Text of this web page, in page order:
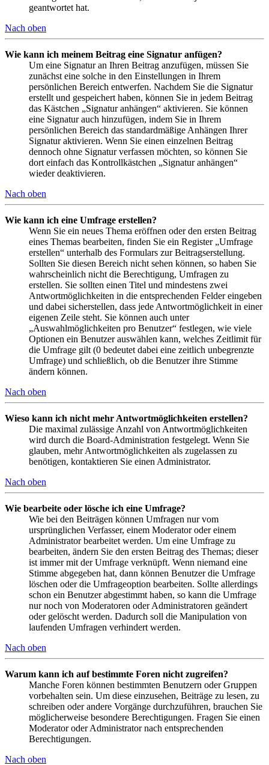
geantwortet hat.
Nach oben
Wie kann ich meinem Beitrag eine Signatur anfügen?
Um eine Signatur an Ihren Beitrag anzufügen, müssen Sie
zunächst eine solche in den Einstellungen in Ihrem
persönlichen Bereich entwerfen. Nachdem Sie die Signatur
erstellt und gespeichert haben, können Sie in jedem Beitrag
das Kästchen „Signatur anhängen“ aktivieren. Sie können
eine Signatur auch hinzufügen, indem Sie in Ihrem
persönlichen Bereich das standardmäßige Anhängen Ihrer
Signatur aktivieren. Wenn Sie einen einzelnen Beitrag
dennoch ohne Signatur verfassen möchten, so können Sie
dort einfach das Kontrollkästchen „Signatur anhängen“
wieder deaktivieren.
Nach oben
Wie kann ich eine Umfrage erstellen?
Wenn Sie ein neues Thema eröffnen oder den ersten Beitrag
eines Themas bearbeiten, finden Sie ein Register „Umfrage
erstellen“ unterhalb des Formulars zur Beitragserstellung.
Sollten Sie diesen Bereich nicht sehen können, so haben Sie
wahrscheinlich nicht die Berechtigung, Umfragen zu
erstellen. Sie sollten einen Titel und mindestens zwei
Antwortmöglichkeiten in die entsprechenden Felder eingeben
und dabei sicherstellen, dass jede Antwortmöglichkeit in einer
eigenen Zeile steht. Sie können auch unter
„Auswahlmöglichkeiten pro Benutzer“ festlegen, wie viele
Optionen ein Benutzer auswählen kann, welches Zeitlimit für
die Umfrage gilt (0 bedeutet dabei eine zeitlich unbegrenzte
Umfrage) und schließlich, ob die Benutzer ihre Stimme
ändern können.
Nach oben
Wieso kann ich nicht mehr Antwortmöglichkeiten erstellen?
Die maximal zulässige Anzahl von Antwortmöglichkeiten
wird durch die Board-Administration festgelegt. Wenn Sie
glauben, mehr Antwortmöglichkeiten als zugelassen zu
benötigen, kontaktieren Sie einen Administrator.
Nach oben
Wie bearbeite oder lösche ich eine Umfrage?
Wie bei den Beiträgen können Umfragen nur vom
ursprünglichen Verfasser, einem Moderator oder einem
Administrator bearbeitet werden. Um eine Umfrage zu
bearbeiten, ändern Sie den ersten Beitrag des Themas; dieser
ist immer mit der Umfrage verknüpft. Wenn niemand eine
Stimme abgegeben hat, dann können Benutzer die Umfrage
löschen oder die Umfrageoption bearbeiten. Sollte allerdings
schon ein Benutzer abgestimmt haben, so kann die Umfrage
nur noch von Moderatoren oder Administratoren geändert
oder gelöscht werden. Dadurch soll die Manipulation von
laufenden Umfragen verhindert werden.
Nach oben
Warum kann ich auf bestimmte Foren nicht zugreifen?
Manche Foren können bestimmten Benutzern oder Gruppen
vorbehalten sein. Um diese einzusehen, Beiträge zu lesen, zu
schreiben oder andere Vorgänge durchzuführen, brauchen Sie
möglicherweise besondere Berechtigungen. Fragen Sie einen
Moderator oder Administrator nach entsprechenden
Berechtigungen.
Nach oben